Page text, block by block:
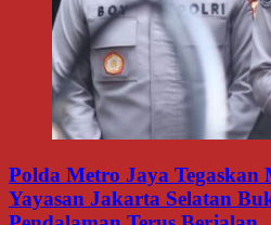
Polda Metro Jaya Tegaskan
Yayasan Jakarta Selatan